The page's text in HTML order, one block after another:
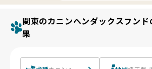
関東のカニンヘンダックスフン
果